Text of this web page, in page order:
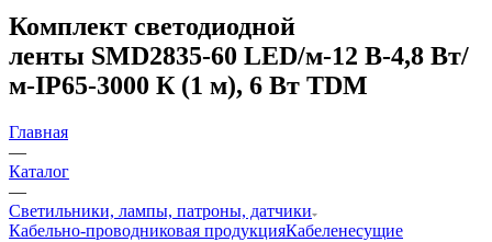
Комплект светодиодной
ленты SMD2835-60 LED/м-12 В-4,8 Вт/
м-IP65-3000 К (1 м), 6 Вт TDM
Главная
—
Каталог
—
Светильники, лампы, патроны, датчики
Кабельно-проводниковая продукцияКабеленесущие